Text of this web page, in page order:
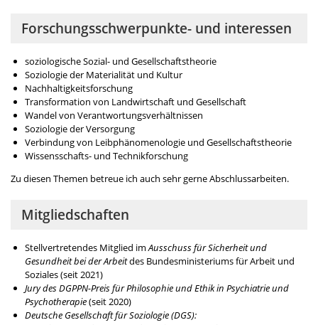
Forschungsschwerpunkte- und interessen
soziologische Sozial- und Gesellschaftstheorie
Soziologie der Materialität und Kultur
Nachhaltigkeitsforschung
Transformation von Landwirtschaft und Gesellschaft
Wandel von Verantwortungsverhältnissen
Soziologie der Versorgung
Verbindung von Leibphänomenologie und Gesellschaftstheorie
Wissensschafts- und Technikforschung
Zu diesen Themen betreue ich auch sehr gerne Abschlussarbeiten.
Mitgliedschaften
Stellvertretendes Mitglied imAusschuss für Sicherheit und
Gesundheit bei der Arbeitdes Bundesministeriums für Arbeit und
Soziales (seit 2021)
Jury des DGPPN-Preis für Philosophie und Ethik in Psychiatrie und
Psychotherapie(seit 2020)
Deutsche Gesellschaft für Soziologie (DGS):